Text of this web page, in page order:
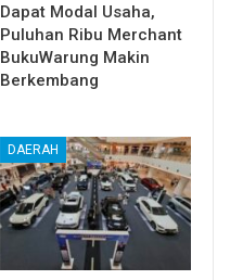
Dapat Modal Usaha,
Puluhan Ribu Merchant
BukuWarung Makin
Berkembang
DAERAH